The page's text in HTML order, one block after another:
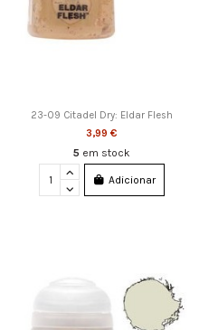
23-09 Citadel Dry: Eldar Flesh
3,99 €
5 em stock
Adicionar